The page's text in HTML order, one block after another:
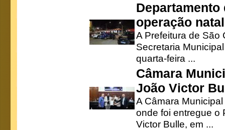
operação
A Prefeitura de São
Secretaria
quarta-feira ...
Câmara
João Victor
A Câmara
onde foi entregue o
Victor Bulle, em ...